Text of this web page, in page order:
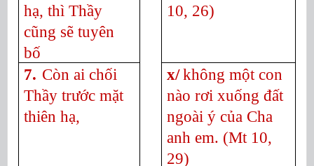
hạ, thì Thầy
cũng sẽ tuyên
bố
10, 26)
7. Còn ai chối
Thầy trước mặt
thiên hạ,
x/ không một con
nào rơi xuống đất
ngoài ý của Cha
anh em. (Mt 10,
29)